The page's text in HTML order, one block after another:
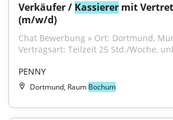
Verkäufer / Kassierer mit
(m/w/d)
Chat Bewerbung » Ort: Dortmund,
Vertragsart: Teilzeit 25 Std./Woche,
PENNY
Dortmund, Raum Bochum